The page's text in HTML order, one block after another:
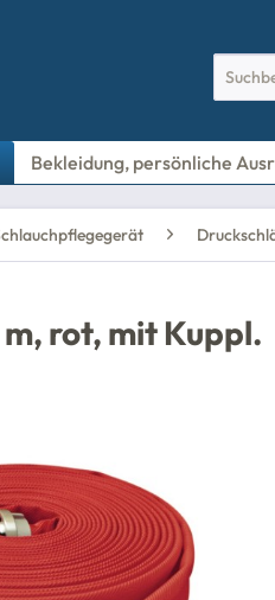
Bekleidung, persönliche
m, rot, mit Kuppl.